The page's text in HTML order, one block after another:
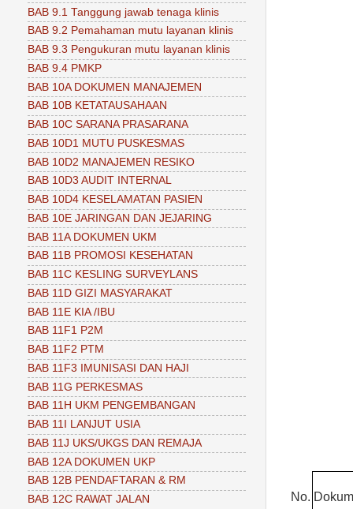
No.
BAB 9.1 Tanggung jawab tenaga klinis
BAB 9.2 Pemahaman mutu layanan klinis
BAB 9.3 Pengukuran mutu layanan klinis
BAB 9.4 PMKP
BAB 10A DOKUMEN MANAJEMEN
BAB 10B KETATAUSAHAAN
BAB 10C SARANA PRASARANA
BAB 10D1 MUTU PUSKESMAS
BAB 10D2 MANAJEMEN RESIKO
BAB 10D3 AUDIT INTERNAL
BAB 10D4 KESELAMATAN PASIEN
BAB 10E JARINGAN DAN JEJARING
BAB 11A DOKUMEN UKM
BAB 11B PROMOSI KESEHATAN
BAB 11C KESLING SURVEYLANS
BAB 11D GIZI MASYARAKAT
BAB 11E KIA /IBU
BAB 11F1 P2M
BAB 11F2 PTM
BAB 11F3 IMUNISASI DAN HAJI
BAB 11G PERKESMAS
BAB 11H UKM PENGEMBANGAN
BAB 11I LANJUT USIA
BAB 11J UKS/UKGS DAN REMAJA
BAB 12A DOKUMEN UKP
BAB 12B PENDAFTARAN & RM
BAB 12C RAWAT JALAN